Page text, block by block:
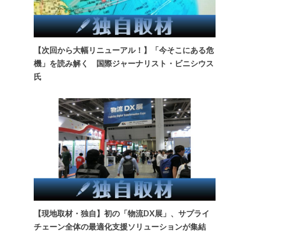
【次回から大幅リニューアル！】「今そこにある危
機」を読み解く 国際ジャーナリスト・ビニシウス
氏
【現地取材・独自】初の「物流DX展」、サプライ
チェーン全体の最適化支援ソリューションが集結